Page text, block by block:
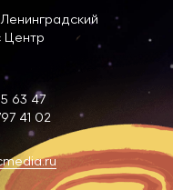
Центр
63 47
41 02